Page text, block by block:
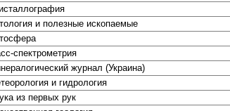
и полезные ископаемые
спектрометрия
журнал (Украина)
и гидрология
из первых рук